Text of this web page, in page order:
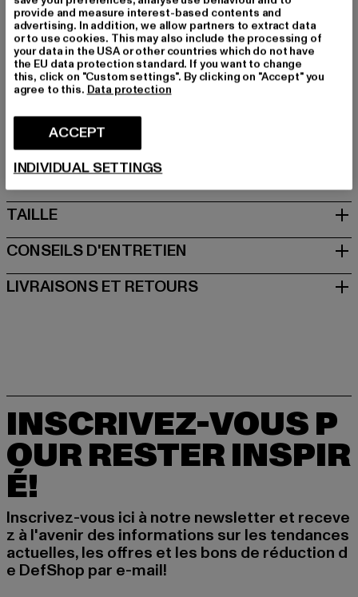
Marque: Buffalo
Catégorie: Tall Boots
Couleur: schwarz
Couleur du fabricant: black
Art.Nr: PD00010738-00007
Fabricant: Buffalo Boots GmbH |
boots.com
Schanzenstraße 41 | 51063 Köln | DE
TAILLE
CONSEILS D'ENTRETIEN
LIVRAISONS ET RETOURS
INSCRIVEZ-VOUS P
OUR RESTER INSPIR
É!
Inscrivez-vous ici à notre newsletter et receve
z à l'avenir des informations sur les tendances
actuelles, les offres et les bons de réduction d
e DefShop par e-mail!
provide and measure interest-based contents and
advertising. In addition, we allow partners to extract data
or to use cookies. This may also include the processing of
your data in the USA or other countries which do not have
the EU data protection standard. If you want to change
this, click on "Custom settings". By clicking on "Accept" you
agree to this. Data protection
ACCEPT
INDIVIDUAL SETTINGS